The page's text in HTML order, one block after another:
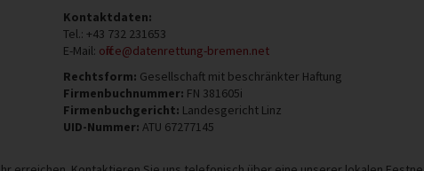
Kontaktdaten:
Tel.: +43 732 231653
E-Mail: office@datenrettung-bremen.net
Rechtsform: Gesellschaft mit beschränkter Haftung
Firmenbuchnummer: FN 381605i
Firmenbuchgericht: Landesgericht Linz
UID-Nummer: ATU 67277145